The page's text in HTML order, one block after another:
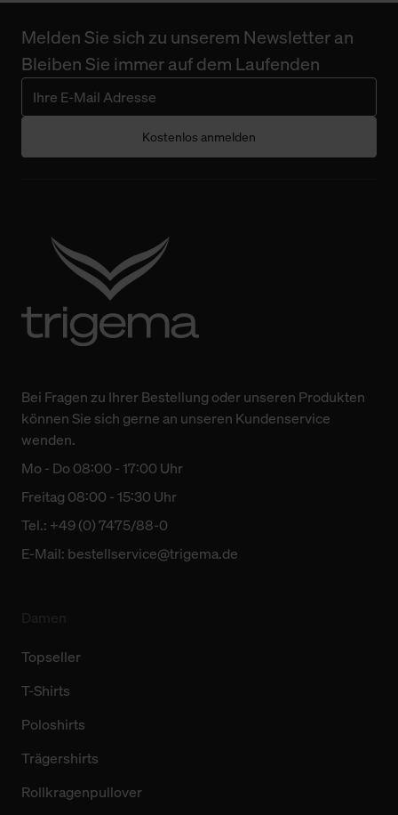
Melden Sie sich zu unserem Newsletter an
Bleiben Sie immer auf dem Laufenden
Kostenlos anmelden
Bei Fragen zu Ihrer Bestellung oder unseren Produkten
können Sie sich gerne an unseren Kundenservice
wenden.
Mo - Do 08:00 - 17:00 Uhr
Freitag 08:00 - 15:30 Uhr
Tel.: +49 (0) 7475/88-0
E-Mail: bestellservice@trigema.de
Topseller
T-Shirts
Poloshirts
Trägershirts
Rollkragenpullover